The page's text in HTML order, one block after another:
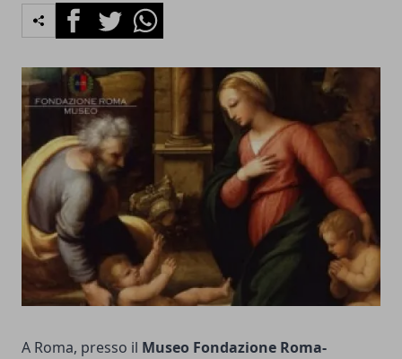
FacebookTwitterWhatsapp
A Roma, presso il Museo Fondazione Roma-